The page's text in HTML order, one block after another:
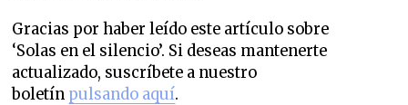
Gracias por haber leído este artículo sobre
‘Solas en el silencio’. Si deseas mantenerte
actualizado, suscríbete a nuestro
boletín pulsando aquí.